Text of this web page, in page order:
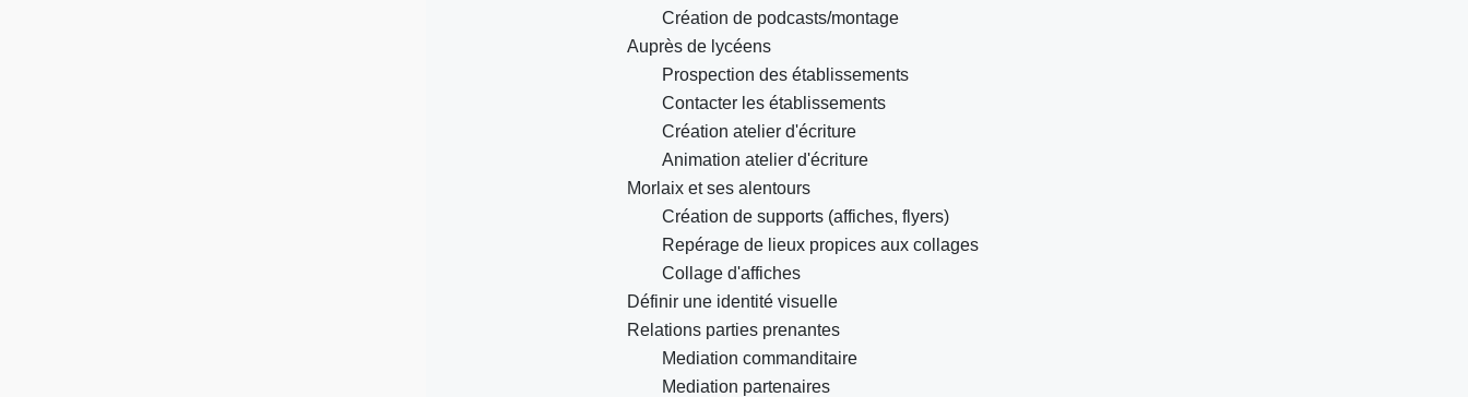
Création de podcasts/montage
Auprès de lycéens
Prospection des établissements
Contacter les établissements
Création atelier d'écriture
Animation atelier d'écriture
Morlaix et ses alentours
Création de supports (affiches, flyers)
Repérage de lieux propices aux collages
Collage d'affiches
Définir une identité visuelle
Relations parties prenantes
Mediation commanditaire
Mediation partenaires